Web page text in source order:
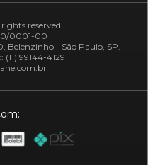
reserved.
0001-00
Belenzinho - São Paulo, SP.
99144-4129